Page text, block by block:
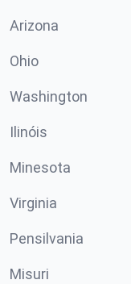
Arizona
Ohio
Washington
Ilinóis
Minesota
Virginia
Pensilvania
Misuri